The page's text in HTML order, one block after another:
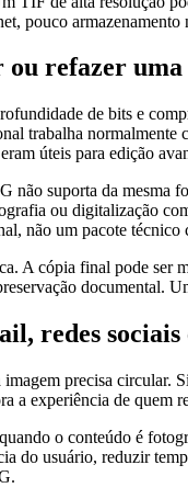
pouco
ou refazer
de bits e
trabalha
úteis para edição
não suporta da
ou digitalização
não um pacote técnico
A cópia final pode
redes sociais
precisa circular.
a experiência de quem
o conteúdo é
do usuário, reduzir